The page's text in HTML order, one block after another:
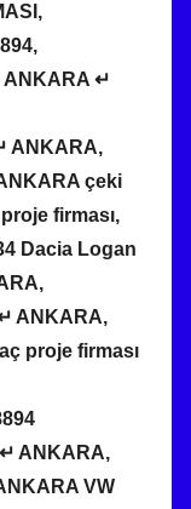
ANKARA ↵
ANKARA,
çeki
firması,
Dacia Logan
ANKARA,
proje firması
ANKARA,
VW